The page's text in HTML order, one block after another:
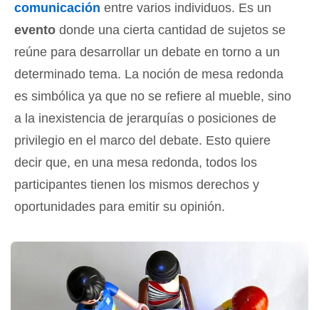
comunicación entre varios individuos. Es un
evento donde una cierta cantidad de sujetos se
reúne para desarrollar un debate en torno a un
determinado tema. La noción de mesa redonda
es simbólica ya que no se refiere al mueble, sino
a la inexistencia de jerarquías o posiciones de
privilegio en el marco del debate. Esto quiere
decir que, en una mesa redonda, todos los
participantes tienen los mismos derechos y
oportunidades para emitir su opinión.